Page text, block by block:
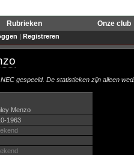
Rubrieken Onze club
| Registreren
gespeeld. De statistieken zijn alleen
Menzo
1963